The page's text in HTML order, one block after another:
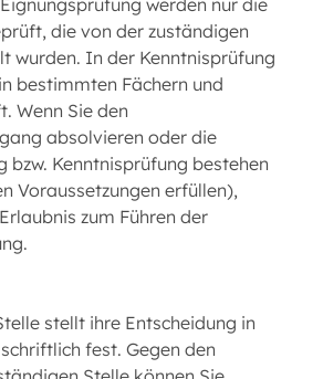
werden nur die
die von der zuständigen
wurden. In der Kenntnisprüfung
bestimmten Fächern und
Wenn Sie den
absolvieren oder die
bzw. Kenntnisprüfung bestehen
Voraussetzungen erfüllen),
zum Führen der
stellt ihre Entscheidung in
fest. Gegen den